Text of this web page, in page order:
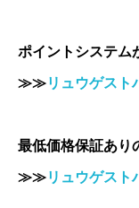
ポイントシステ
≫≫リュウゲス
最低価格保証あり
≫≫リュウゲス